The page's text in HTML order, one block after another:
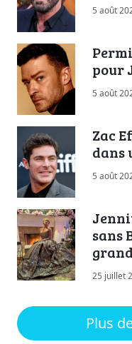
5 août
pour
5 août
Zac
dans
5 août
sans
25 juillet
Plus